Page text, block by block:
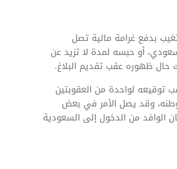
بدفع غرامة مالية تصل
ريال سعودي، أو حبسه لمدة لا تزيد عن
حال ظهوره عقب تقديم البلاغ.
توقيعه لواحدة من العقوبتين
وقد يصل الأمر في بعض
الوافد من الدخول إلى السعودية